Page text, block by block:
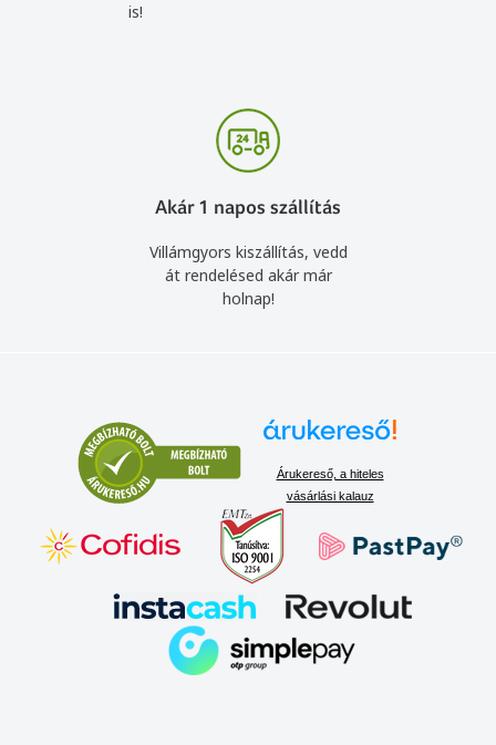
is!
Akár 1 napos szállítás
Villámgyors kiszállítás, vedd
át rendelésed akár már
holnap!
Árukereső, a hiteles
vásárlási kalauz